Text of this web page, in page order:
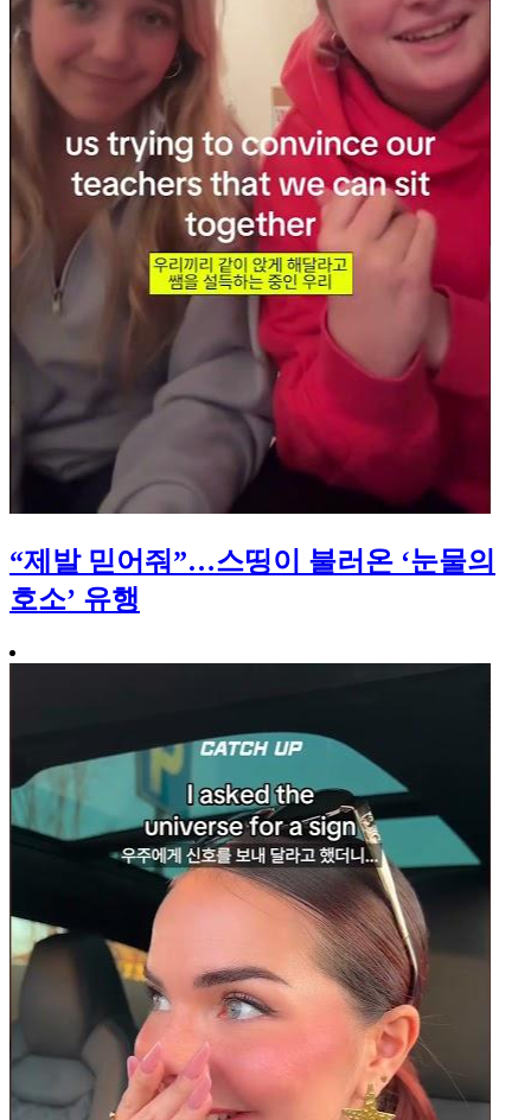
“제발 믿어줘”…스띵이 불러온 ‘눈물의
호소’ 유행